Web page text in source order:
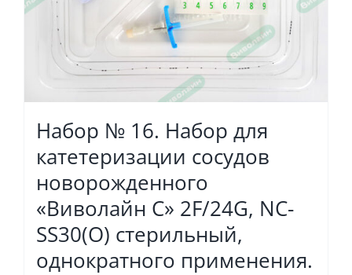
Набор № 16. Набор для
катетеризации сосудов
новорожденного
«Виволайн С» 2F/24G, NC-
SS30(O) стерильный,
однократного применения.